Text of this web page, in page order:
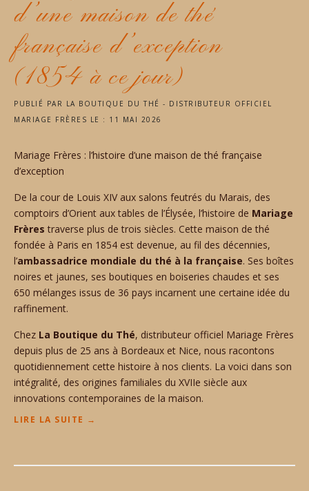
U
X
V
T
E
D
S
B
U
T
E
U
R
I
E
L
M
R
G
d’une maison de thé
française d’exception
(1854 à ce jour)
PUBLIÉ PAR LA BOUTIQUE DU THÉ - DISTRIBUTEUR OFFICIEL
MARIAGE FRÈRES LE : 11 MAI 2026
Mariage Frères : l’histoire d’une maison de thé française
d’exception
De la cour de Louis XIV aux salons feutrés du Marais, des
comptoirs d’Orient aux tables de l’Élysée, l’histoire de Mariage
Frères traverse plus de trois siècles. Cette maison de thé
fondée à Paris en 1854 est devenue, au fil des décennies,
l’ambassadrice mondiale du thé à la française. Ses boîtes
noires et jaunes, ses boutiques en boiseries chaudes et ses
650 mélanges issus de 36 pays incarnent une certaine idée du
raffinement.
Chez La Boutique du Thé, distributeur officiel Mariage Frères
depuis plus de 25 ans à Bordeaux et Nice, nous racontons
quotidiennement cette histoire à nos clients. La voici dans son
intégralité, des origines familiales du XVIIe siècle aux
innovations contemporaines de la maison.
LIRE LA SUITE “→